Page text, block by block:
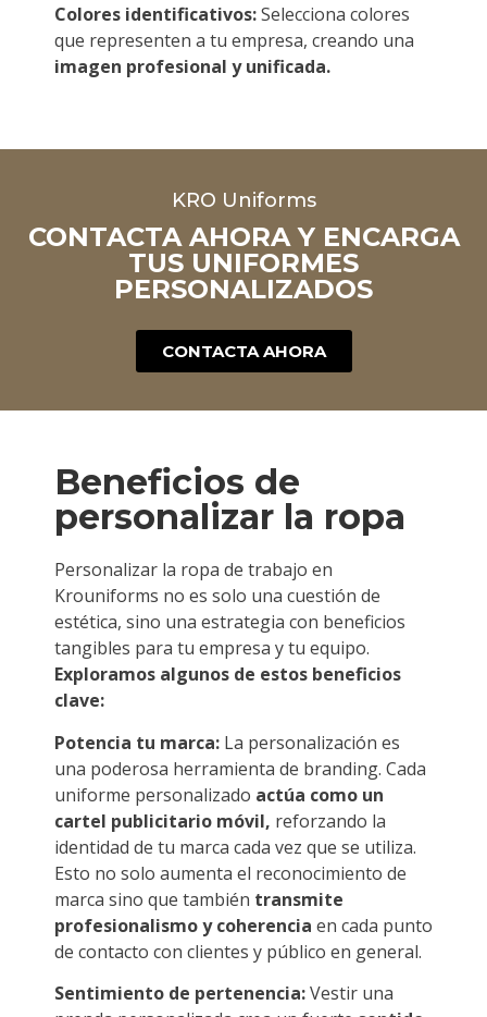
Colores identificativos:Selecciona colores
que representen a tu empresa, creando una
imagen profesional y unificada.
KRO Uniforms
CONTACTA AHORA Y ENCARGA
TUS UNIFORMES
PERSONALIZADOS
CONTACTA AHORA
Beneficios de
personalizar la ropa
Personalizar la ropa de trabajo en
Krouniforms no es solo una cuestión de
estética, sino una estrategia con beneficios
tangibles para tu empresa y tu equipo.
Exploramos algunos de estos beneficios
clave:
Potencia tu marca: La personalización es
una poderosa herramienta de branding. Cada
uniforme personalizado actúa como un
cartel publicitario móvil, reforzando la
identidad de tu marca cada vez que se utiliza.
Esto no solo aumenta el reconocimiento de
marca sino que también transmite
profesionalismo y coherencia en cada punto
de contacto con clientes y público en general.
Sentimiento de pertenencia:Vestir una